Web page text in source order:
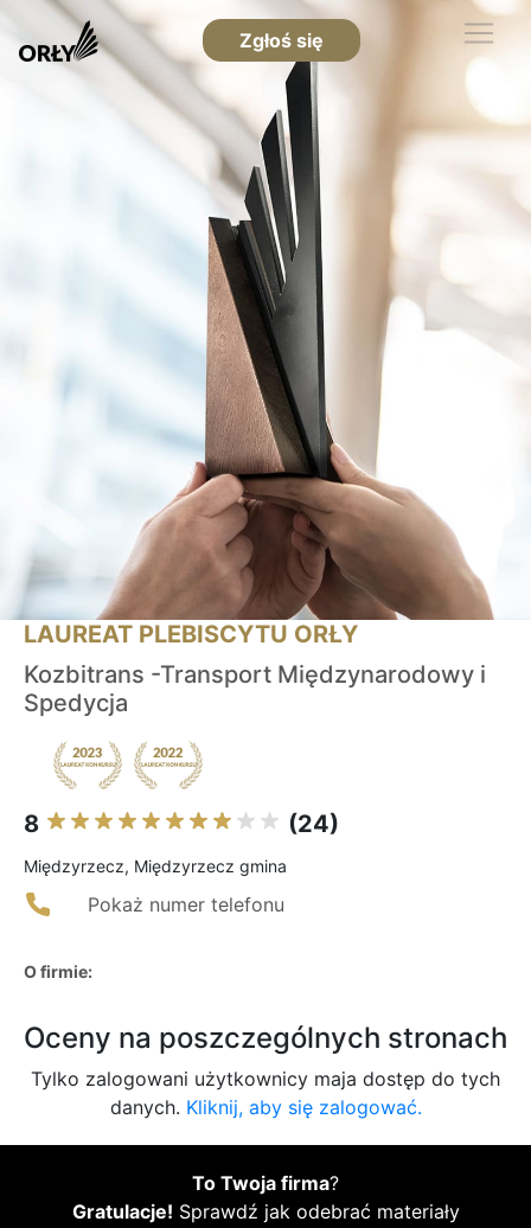
Zgłoś się
LAUREAT PLEBISCYTU ORŁY
Kozbitrans -Transport Międzynarodowy i
Spedycja
8 (24)
Międzyrzecz, Międzyrzecz gmina
Pokaż numer telefonu
O firmie:
Oceny na poszczególnych stronach
Tylko zalogowani użytkownicy maja dostęp do tych
danych. Kliknij, aby się zalogować.
To Twoja firma?
Gratulacje! Sprawdź jak odebrać materiały